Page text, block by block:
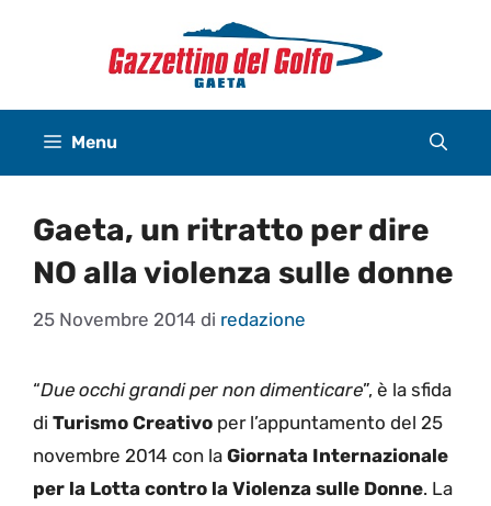
Menu
Gaeta, un ritratto per dire
NO alla violenza sulle donne
25 Novembre 2014 di redazione
“Due occhi grandi per non dimenticare”, è la sfida
di Turismo Creativo per l’appuntamento del 25
novembre 2014 con la Giornata Internazionale
per la Lotta contro la Violenza sulle Donne. La